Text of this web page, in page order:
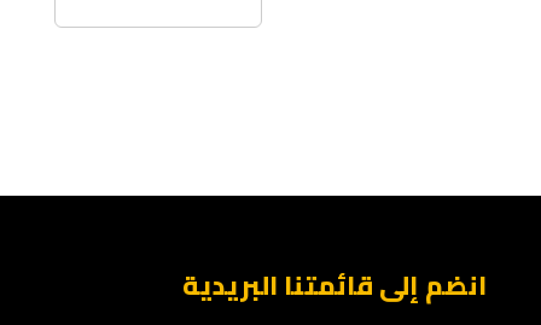
انضم إلى قائمتنا البريدية